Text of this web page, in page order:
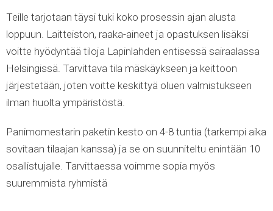
Teille tarjotaan täysi tuki koko prosessin ajan alusta
loppuun. Laitteiston, raaka-aineet ja opastuksen lisäksi
voitte hyödyntää tiloja Lapinlahden entisessä sairaalassa
Helsingissä. Tarvittava tila mäskäykseen ja keittoon
järjestetään, joten voitte keskittyä oluen valmistukseen
ilman huolta ympäristöstä.
Panimomestarin paketin kesto on 4-8 tuntia (tarkempi aika
sovitaan tilaajan kanssa) ja se on suunniteltu enintään 10
osallistujalle. Tarvittaessa voimme sopia myös
suuremmista ryhmistä